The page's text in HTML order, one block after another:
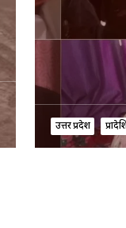
उत्तर प्रदेश